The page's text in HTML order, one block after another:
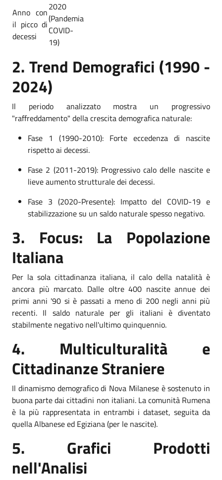
Anno con
il picco di
decessi
2020
(Pandemia
COVID-
19)
2. Trend Demografici (1990 -
2024)
Il periodo analizzato mostra un progressivo
"raffreddamento" della crescita demografica naturale:
Fase 1 (1990-2010): Forte eccedenza di nascite
rispetto ai decessi.
Fase 2 (2011-2019): Progressivo calo delle nascite e
lieve aumento strutturale dei decessi.
Fase 3 (2020-Presente): Impatto del COVID-19 e
stabilizzazione su un saldo naturale spesso negativo.
3. Focus: La Popolazione
Italiana
Per la sola cittadinanza italiana, il calo della natalità è
ancora più marcato. Dalle oltre 400 nascite annue dei
primi anni '90 si è passati a meno di 200 negli anni più
recenti. Il saldo naturale per gli italiani è diventato
stabilmente negativo nell'ultimo quinquennio.
4. Multiculturalità e
Cittadinanze Straniere
Il dinamismo demografico di Nova Milanese è sostenuto in
buona parte dai cittadini non italiani. La comunità Rumena
è la più rappresentata in entrambi i dataset, seguita da
quella Albanese ed Egiziana (per le nascite).
5. Grafici Prodotti
nell'Analisi